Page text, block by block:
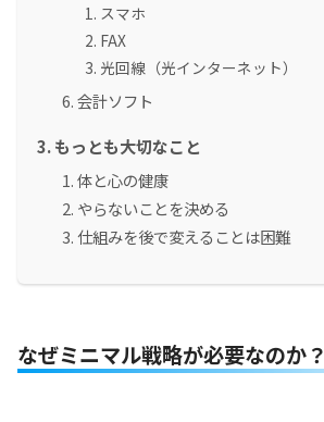
スマホ
FAX
光回線（光インターネット）
会計ソフト
もっとも大切なこと
体と心の健康
やらないことを決める
仕組みを後で変えることは困難
なぜミニマル戦略が必要なのか？